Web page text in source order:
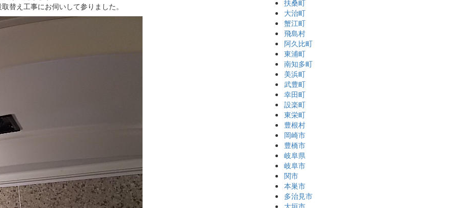
替え工事にお伺いして参りました。
扶桑町
大治町
蟹江町
飛島村
阿久比町
東浦町
南知多町
美浜町
武豊町
幸田町
設楽町
東栄町
豊根村
岡崎市
豊橋市
岐阜県
岐阜市
関市
本巣市
多治見市
大垣市